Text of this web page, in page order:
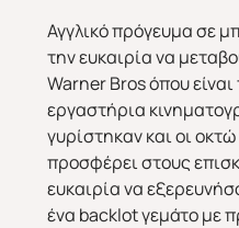
Αγγλικό πρόγευμα σε
την ευκαιρία να
Warner Bros όπου
εργαστήρια
γυρίστηκαν και οι
προσφέρει στους
ευκαιρία να
ένα backlot γεμάτο με